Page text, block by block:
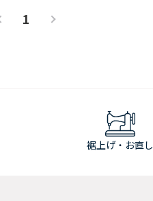
1
裾上げ・お直し